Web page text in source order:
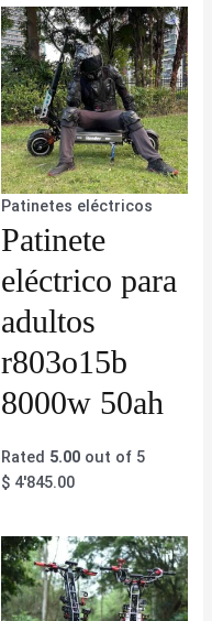
Patinetes eléctricos
Patinete
eléctrico para
adultos
r803o15b
8000w 50ah
Rated 5.00out of 5
$4'845.00